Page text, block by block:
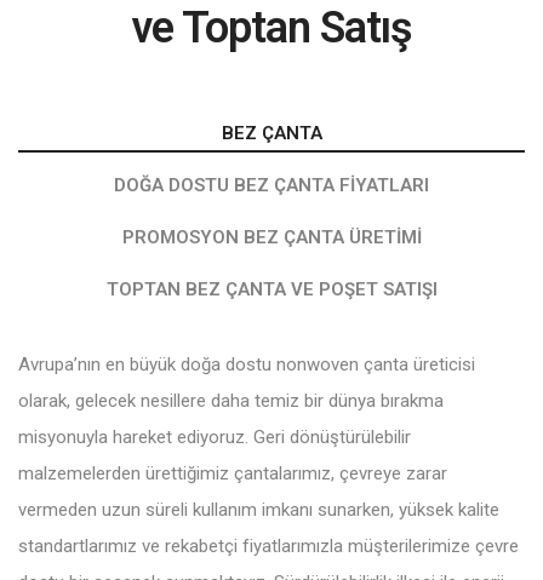
ve Toptan Satış
BEZ ÇANTA
DOĞA DOSTU BEZ ÇANTA FIYATLARI
PROMOSYON BEZ ÇANTA ÜRETIMI
TOPTAN BEZ ÇANTA VE POŞET SATIŞI
Avrupa’nın en büyük doğa dostu nonwoven çanta üreticisi
olarak, gelecek nesillere daha temiz bir dünya bırakma
misyonuyla hareket ediyoruz. Geri dönüştürülebilir
malzemelerden ürettiğimiz çantalarımız, çevreye zarar
vermeden uzun süreli kullanım imkanı sunarken, yüksek kalite
standartlarımız ve rekabetçi fiyatlarımızla müşterilerimize çevre